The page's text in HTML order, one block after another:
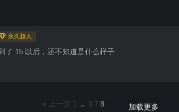
永久超人
了 15 以后，还不知道是什么样子
« 上一页 1 … 6 7 8 加载更多